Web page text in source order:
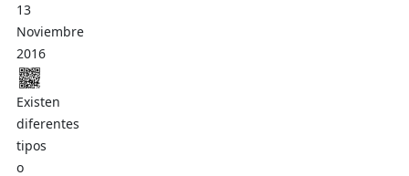
13
Noviembre
2016
Existen
diferentes
tipos
o